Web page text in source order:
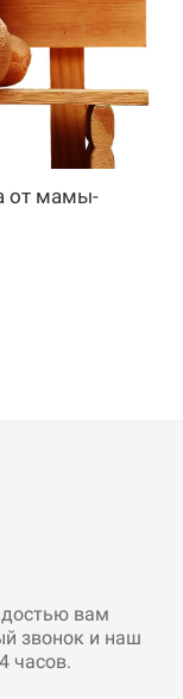
от мамы-
вам
звонок и наш
часов.